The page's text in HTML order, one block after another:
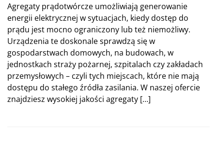
Agregaty prądotwórcze umożliwiają generowanie
energii elektrycznej w sytuacjach, kiedy dostęp do
prądu jest mocno ograniczony lub też niemożliwy.
Urządzenia te doskonale sprawdzą się w
gospodarstwach domowych, na budowach, w
jednostkach straży pożarnej, szpitalach czy zakładach
przemysłowych – czyli tych miejscach, które nie mają
dostępu do stałego źródła zasilania. W naszej ofercie
znajdziesz wysokiej jakości agregaty […]